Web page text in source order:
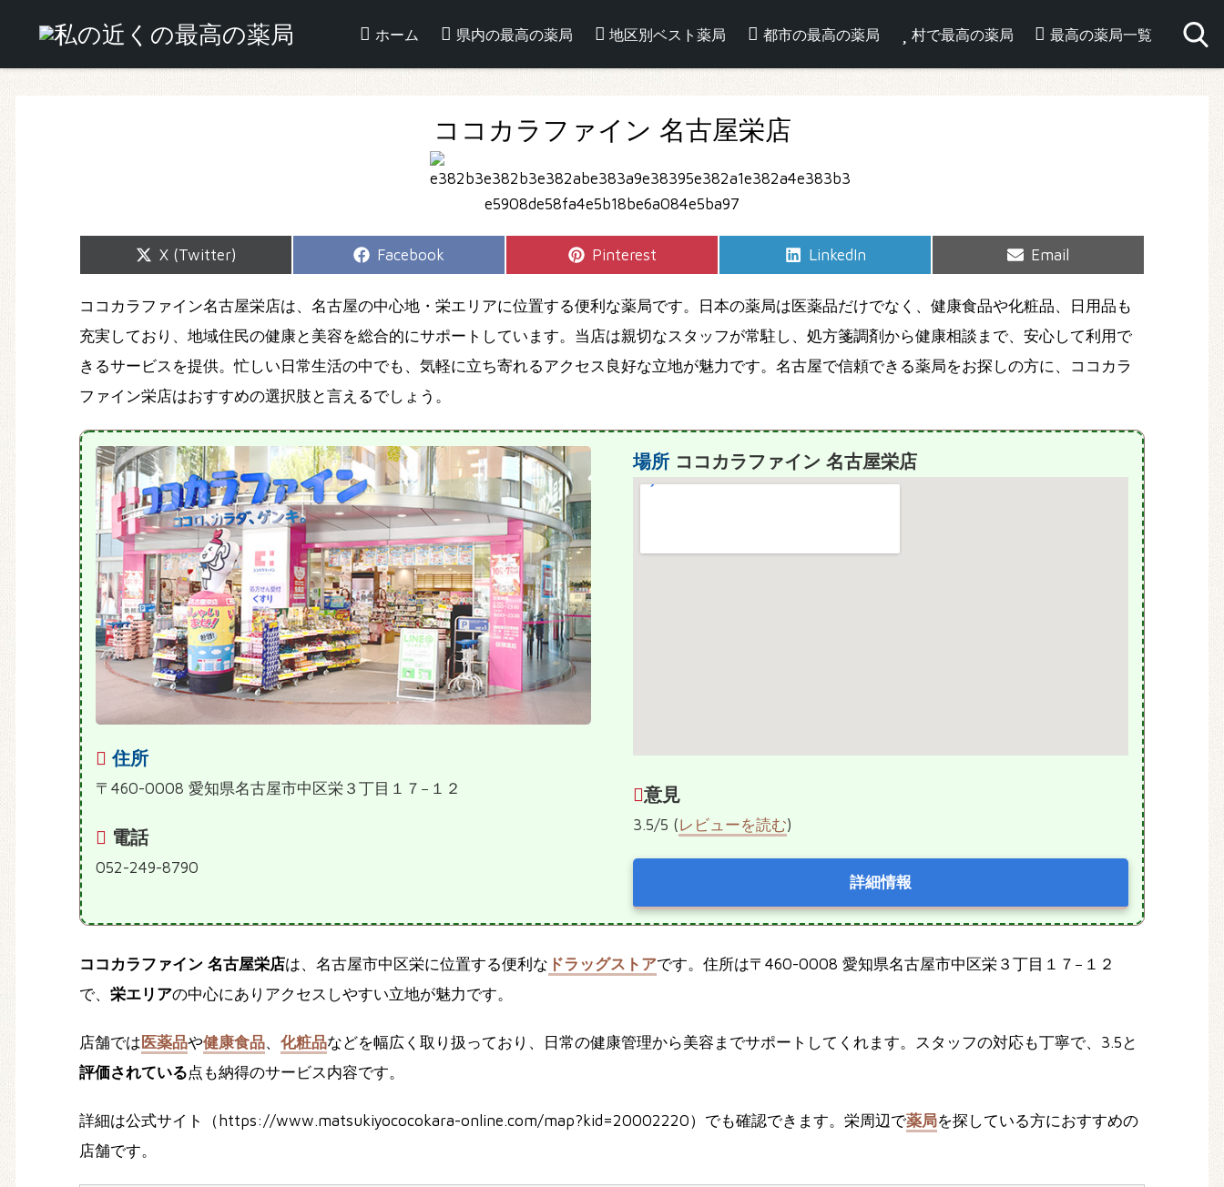
ホーム 県内の最高の薬局 地区別ベスト薬局 都市の最高の薬局 村で最高の薬局 最高の薬局一覧
ココカラファイン 名古屋栄店
Share
X (Twitter)
Share
Facebook
Share
Pinterest
Share
LinkedIn
Share
Email
ココカラファイン名古屋栄店は、名古屋の中心地・栄エリアに位置する便利な薬局です。日本の薬局は医薬品だけでなく、健康食品や化粧品、日用品も
充実しており、地域住民の健康と美容を総合的にサポートしています。当店は親切なスタッフが常駐し、処方箋調剤から健康相談まで、安心して利用で
きるサービスを提供。忙しい日常生活の中でも、気軽に立ち寄れるアクセス良好な立地が魅力です。名古屋で信頼できる薬局をお探しの方に、ココカラ
ファイン栄店はおすすめの選択肢と言えるでしょう。
住所
〒460-0008 愛知県名古屋市中区栄３丁目１７−１２
電話
052-249-8790
場所ココカラファイン 名古屋栄店
意見
3.5/5 (レビューを読む)
詳細情報
ココカラファイン 名古屋栄店は、名古屋市中区栄に位置する便利な ドラッグストアです。住所は〒460-0008 愛知県名古屋市中区栄３丁目１７−１２
で、 栄エリアの中心にありアクセスしやすい立地が魅力です。
店舗では 医薬品や健康食品、 化粧品などを幅広く取り扱っており、日常の健康管理から美容までサポートしてくれます。スタッフの対応も丁寧で、3.5と
評価されている点も納得のサービス内容です。
詳細は公式サイト（https://www.matsukiyococokara-online.com/map?kid=20002220）でも確認できます。栄周辺で薬局を探している方におすすめの
店舗です。